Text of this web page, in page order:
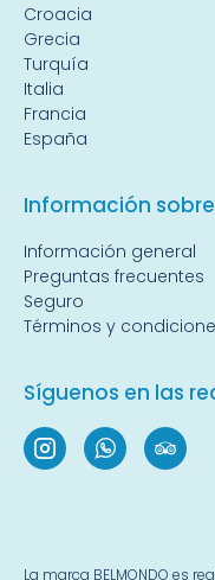
Croacia
Grecia
Turquía
Italia
Francia
España
Información
Información general
Preguntas frecuentes
Seguro
Términos y
Síguenos en las
La marca BELMONDO es